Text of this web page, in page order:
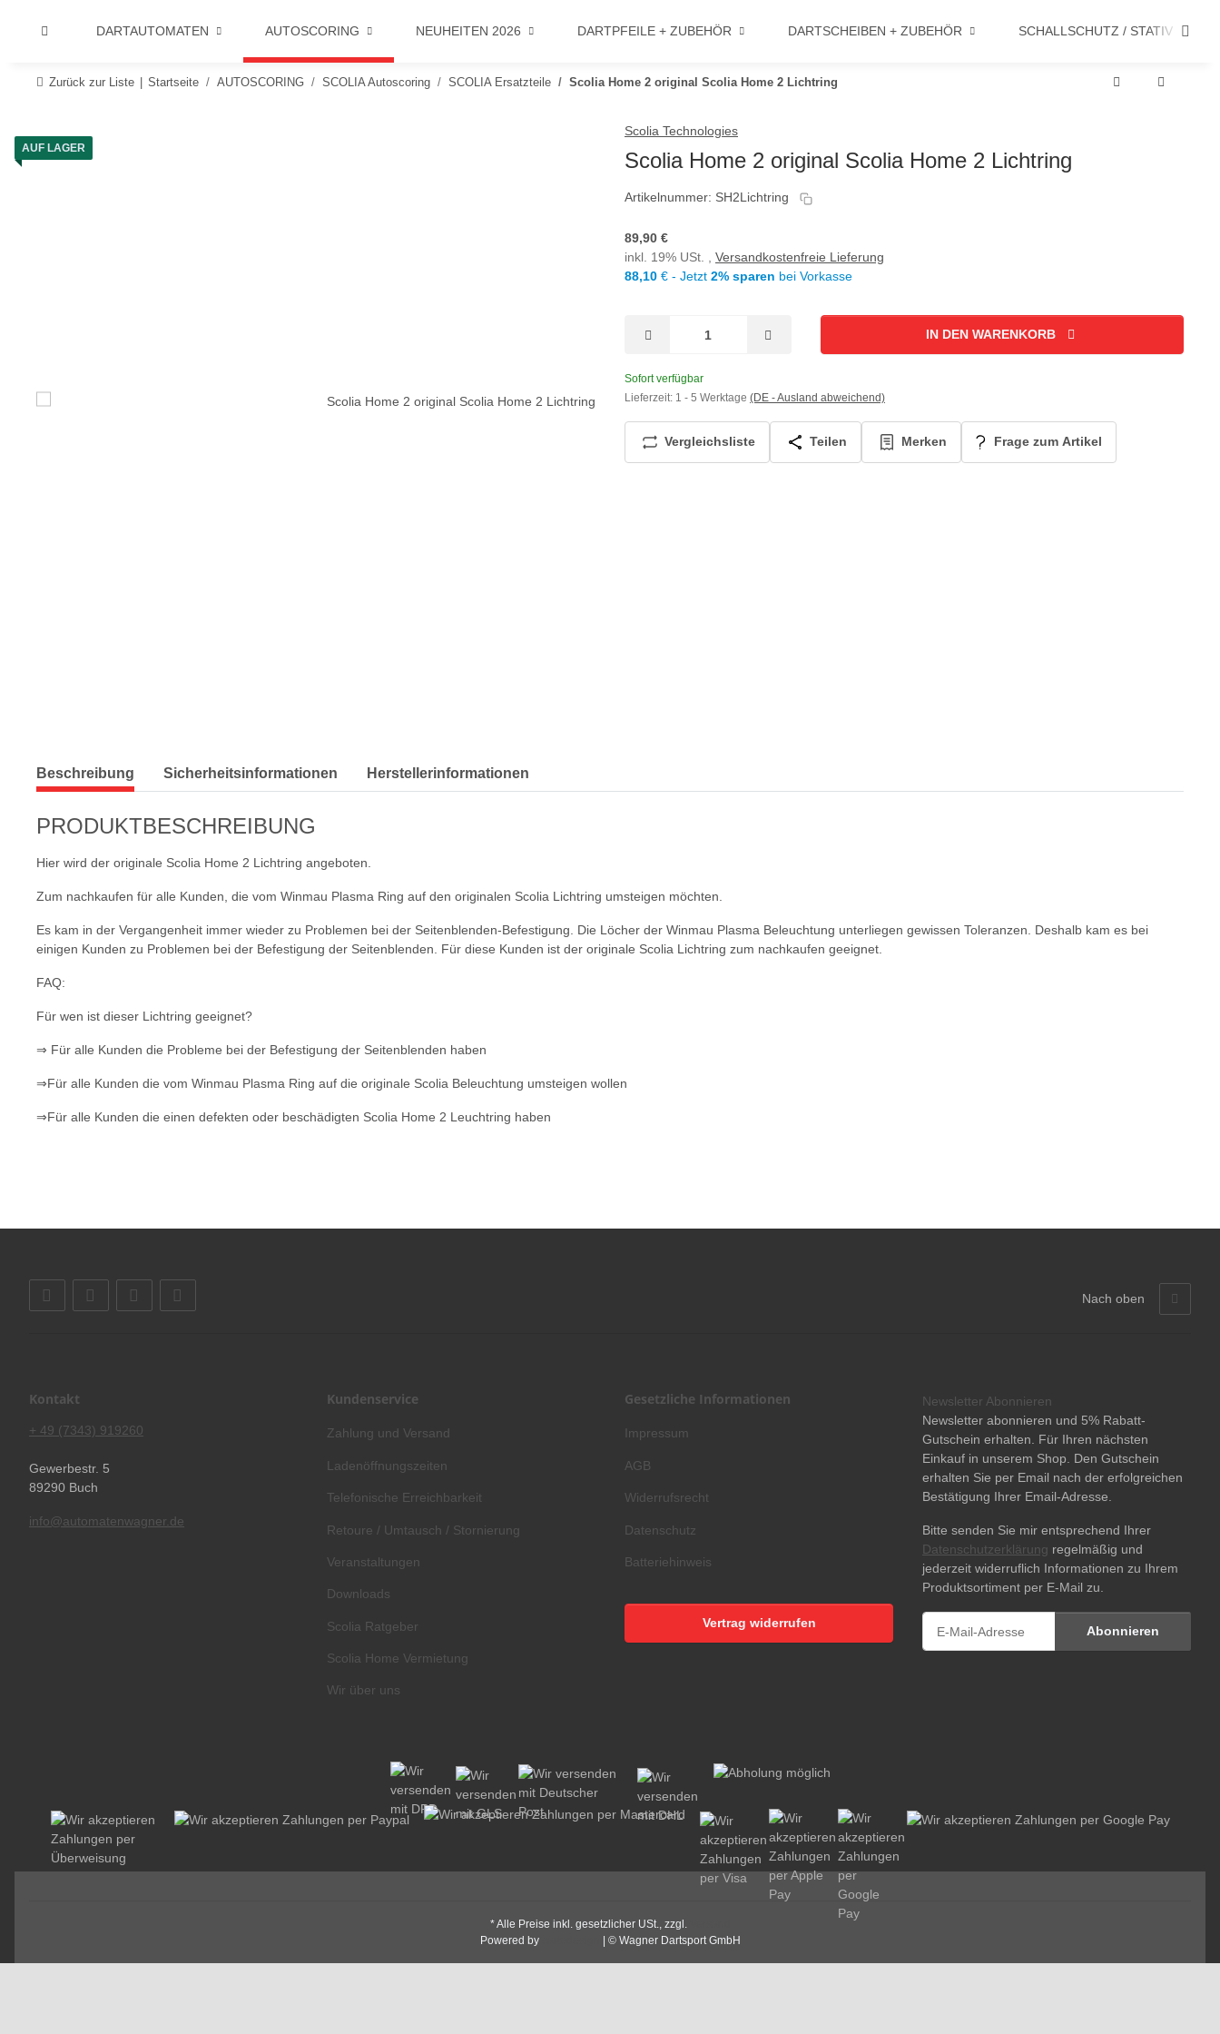
DARTAUTOMATEN AUTOSCORING NEUHEITEN 2026 DARTPFEILE + ZUBEHÖR DARTSCHEIBEN + ZUBEHÖR SCHALLSCHUTZ / STATIV
Zurück zur Liste Startseite AUTOSCORING SCOLIA Autoscoring SCOLIA Ersatzteile Scolia Home 2 original Scolia Home 2 Lichtring
AUF LAGER
Scolia Technologies
Scolia Home 2 original Scolia Home 2 Lichtring
Artikelnummer: SH2Lichtring
89,90 €
inkl. 19% USt. , Versandkostenfreie Lieferung
88,10 € - Jetzt 2% sparen bei Vorkasse
IN DEN WARENKORB
Sofort verfügbar
Lieferzeit: 1 - 5 Werktage (DE - Ausland abweichend)
Vergleichsliste Teilen Merken Frage zum Artikel
Beschreibung Sicherheitsinformationen Herstellerinformationen
PRODUKTBESCHREIBUNG
Hier wird der originale Scolia Home 2 Lichtring angeboten.
Zum nachkaufen für alle Kunden, die vom Winmau Plasma Ring auf den originalen Scolia Lichtring umsteigen möchten.
Es kam in der Vergangenheit immer wieder zu Problemen bei der Seitenblenden-Befestigung. Die Löcher der Winmau Plasma Beleuchtung unterliegen gewissen Toleranzen. Deshalb kam es bei
einigen Kunden zu Problemen bei der Befestigung der Seitenblenden. Für diese Kunden ist der originale Scolia Lichtring zum nachkaufen geeignet.
FAQ:
Für wen ist dieser Lichtring geeignet?
⇒ Für alle Kunden die Probleme bei der Befestigung der Seitenblenden haben
⇒Für alle Kunden die vom Winmau Plasma Ring auf die originale Scolia Beleuchtung umsteigen wollen
⇒Für alle Kunden die einen defekten oder beschädigten Scolia Home 2 Leuchtring haben
Nach oben
Kontakt
+ 49 (7343) 919260
Gewerbestr. 5
89290 Buch
info@automatenwagner.de
Kundenservice
Zahlung und Versand
Ladenöffnungszeiten
Telefonische Erreichbarkeit
Retoure / Umtausch / Stornierung
Veranstaltungen
Downloads
Scolia Ratgeber
Scolia Home Vermietung
Wir über uns
Gesetzliche Informationen
Impressum
AGB
Widerrufsrecht
Datenschutz
Batteriehinweis
Vertrag widerrufen
Newsletter Abonnieren
Newsletter abonnieren und 5% Rabatt-
Gutschein erhalten. Für Ihren nächsten
Einkauf in unserem Shop. Den Gutschein
erhalten Sie per Email nach der erfolgreichen
Bestätigung Ihrer Email-Adresse.
Bitte senden Sie mir entsprechend Ihrer
Datenschutzerklärung regelmäßig und
jederzeit widerruflich Informationen zu Ihrem
Produktsortiment per E-Mail zu.
Abonnieren
* Alle Preise inkl. gesetzlicher USt., zzgl.
Powered by
| © Wagner Dartsport GmbH